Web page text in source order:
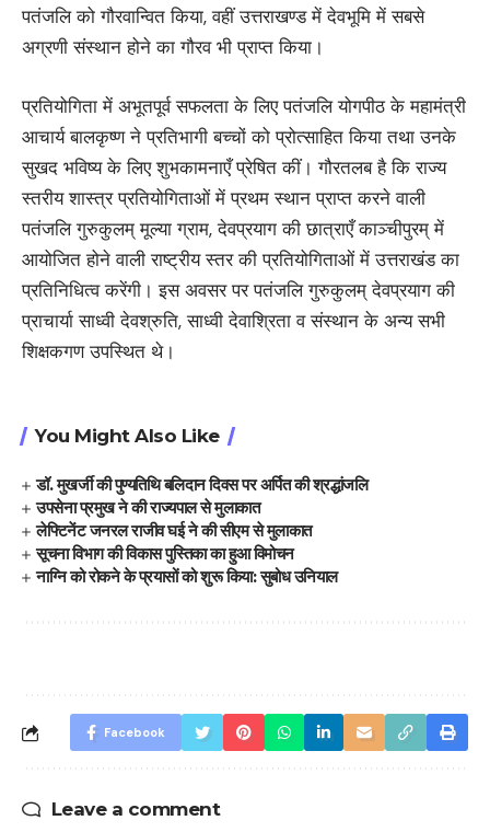
पतंजलि को गौरवान्वित किया, वहीं उत्तराखण्ड में देवभूमि में सबसे
अग्रणी संस्थान होने का गौरव भी प्राप्त किया।
प्रतियोगिता में अभूतपूर्व सफलता के लिए पतंजलि योगपीठ के महामंत्री
आचार्य बालकृष्ण ने प्रतिभागी बच्चों को प्रोत्साहित किया तथा उनके
सुखद भविष्य के लिए शुभकामनाएँ प्रेषित कीं। गौरतलब है कि राज्य
स्तरीय शास्त्र प्रतियोगिताओं में प्रथम स्थान प्राप्त करने वाली
पतंजलि गुरुकुलम् मूल्या ग्राम, देवप्रयाग की छात्राएँ काञ्चीपुरम् में
आयोजित होने वाली राष्ट्रीय स्तर की प्रतियोगिताओं में उत्तराखंड का
प्रतिनिधित्व करेंगी। इस अवसर पर पतंजलि गुरुकुलम् देवप्रयाग की
प्राचार्या साध्वी देवश्रुति, साध्वी देवाश्रिता व संस्थान के अन्य सभी
शिक्षकगण उपस्थित थे।
You Might Also Like
डॉ. मुखर्जी की पुण्यतिथि बलिदान दिवस पर अर्पित की श्रद्धांजलि
उपसेना प्रमुख ने की राज्यपाल से मुलाकात
लेफ्टिनेंट जनरल राजीव घई ने की सीएम से मुलाकात
सूचना विभाग की विकास पुस्तिका का हुआ विमोचन
नाग्नि को रोकने के प्रयासों को शुरू किया: सुबोध उनियाल
Facebook
Leave a comment